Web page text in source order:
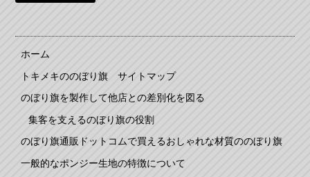
ホーム
トキメキののぼり旗 サイトマップ
のぼり旗を製作して他店との差別化を図る
集客を支えるのぼり旗の役割
のぼり旗通販ドットコムで買えるおしゃれな材質ののぼり旗
一般的なポンジー生地の特徴について